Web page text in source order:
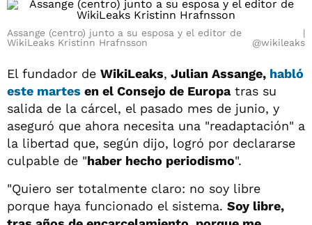
Assange (centro) junto a su esposa y el editor de
WikiLeaks Kristinn Hrafnsson
@wikileaks
El fundador de WikiLeaks, Julian Assange, habló
este martes en el Consejo de Europatras su
salida de la cárcel, el pasado mes de junio, y
aseguró que ahora necesita una "readaptación" a
la libertad que, según dijo, logró por declararse
culpable de "haber hecho periodismo".
"Quiero ser totalmente claro: no soy libre
porque haya funcionado el sistema. Soy libre,